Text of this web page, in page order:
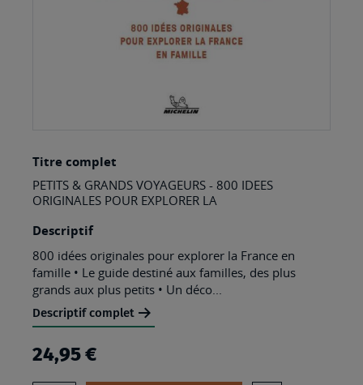
to
the
of
the
images
gallery
Titre complet
PETITS & GRANDS VOYAGEURS - 800 IDEES
ORIGINALES POUR EXPLORER LA
Descriptif
800 idées originales pour explorer la France en
famille • Le guide destiné aux familles, des plus
grands aux plus petits • Un déco...
Descriptif complet
24,95 €